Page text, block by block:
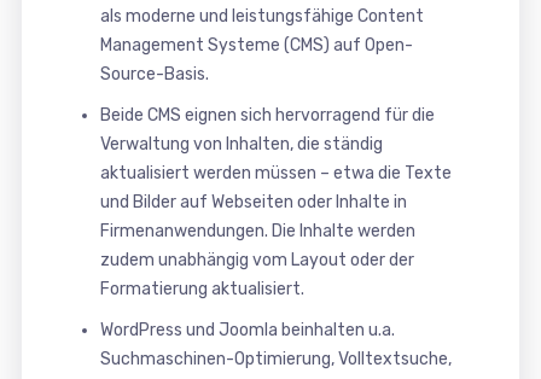
als moderne und leistungsfähige Content
Management Systeme (CMS) auf Open-
Source-Basis.
Beide CMS eignen sich hervorragend für die
Verwaltung von Inhalten, die ständig
aktualisiert werden müssen – etwa die Texte
und Bilder auf Webseiten oder Inhalte in
Firmenanwendungen. Die Inhalte werden
zudem unabhängig vom Layout oder der
Formatierung aktualisiert.
WordPress und Joomla beinhalten u.a.
Suchmaschinen-Optimierung, Volltextsuche,